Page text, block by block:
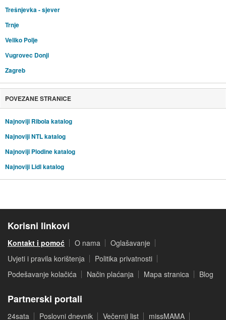
Trešnjevka - sjever
Trnje
Veliko Polje
Vugrovec Donji
Zagreb
POVEZANE STRANICE
Najnoviji Ribola katalog
Najnoviji NTL katalog
Najnoviji Plodine katalog
Najnoviji Lidl katalog
Korisni linkovi
Kontakt i pomoć O nama
Oglašavanje
Uvjeti i pravila korištenja
Politika privatnosti
Podešavanje kolačića
Način plaćanja Mapa stranica Blog
Partnerski portali
24sata Poslovni dnevnik Večernji list missMAMA